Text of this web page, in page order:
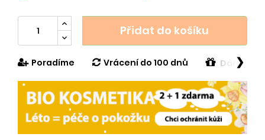
Přidat do košíku
Poradíme Vrácení do 100 dnů Dárek v
❯